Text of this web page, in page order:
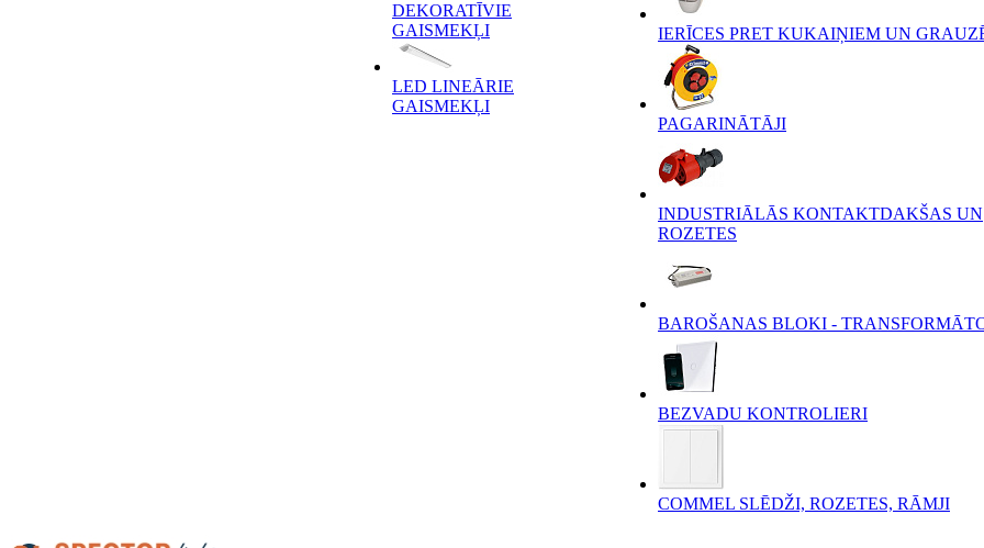
DEKORATĪVIE
GAISMEKĻI
LED LINEĀRIE
GAISMEKĻI
IERĪCES PRET KUKAIŅIEM UN
PAGARINĀTĀJI
INDUSTRIĀLĀS KONTAKTDAKŠAS UN
ROZETES
BAROŠANAS BLOKI -
BEZVADU KONTROLIERI
COMMEL SLĒDŽI, ROZETES, RĀMJI